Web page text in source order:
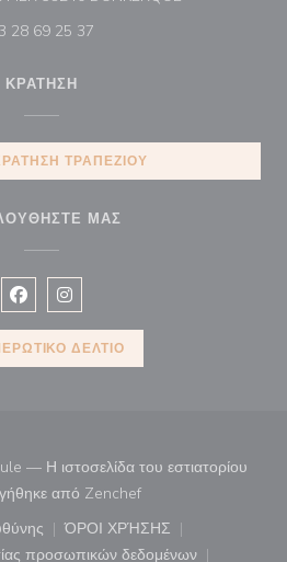
28 69 25 37
ΚΡΆΤΗΣΗ
ΤΡΑΠΕΖΙΟΎ
ΜΑΣ
Facebook ((ανοίγει σε νέο
Instagram ((ανοίγει σε νέο
ΔΕΛΤΊΟ
— Η ιστοσελίδα του εστιατορίου
από Zenchef((ανοίγει σε νέο
σε νέο παράθυρο))
ΌΡΟΙ ΧΡΉΣΗΣ
((ανοίγει σε νέο
προσωπικών δεδομένων